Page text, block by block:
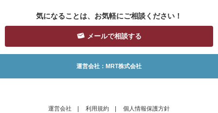
気になることは、お気軽にご相談ください！
メールで相談する
運営会社：MRT株式会社
運営会社 利用規約
個人情報保護方針